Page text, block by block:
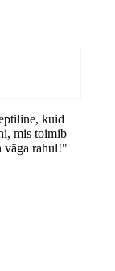
kuid
mis toimib
väga rahul!"